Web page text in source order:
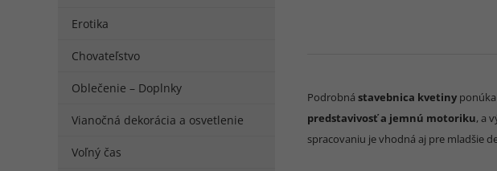
Erotika
Chovateľstvo
Oblečenie – Doplnky
Vianočná dekorácia a osvetlenie
Voľný čas
Podrobná stavebnica kvetiny
predstavivosť a jemnú motoriku, a
spracovaniu je vhodná aj pre mladšie